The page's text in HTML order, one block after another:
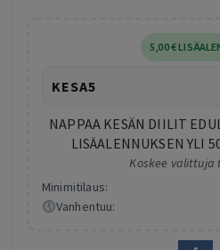
5,00€
KESA5
NAPPAA KESÄN DIILIT
LISÄALENNUKSEN YLI
Koskee valittuja
Minimitilaus:
Vanhentuu: